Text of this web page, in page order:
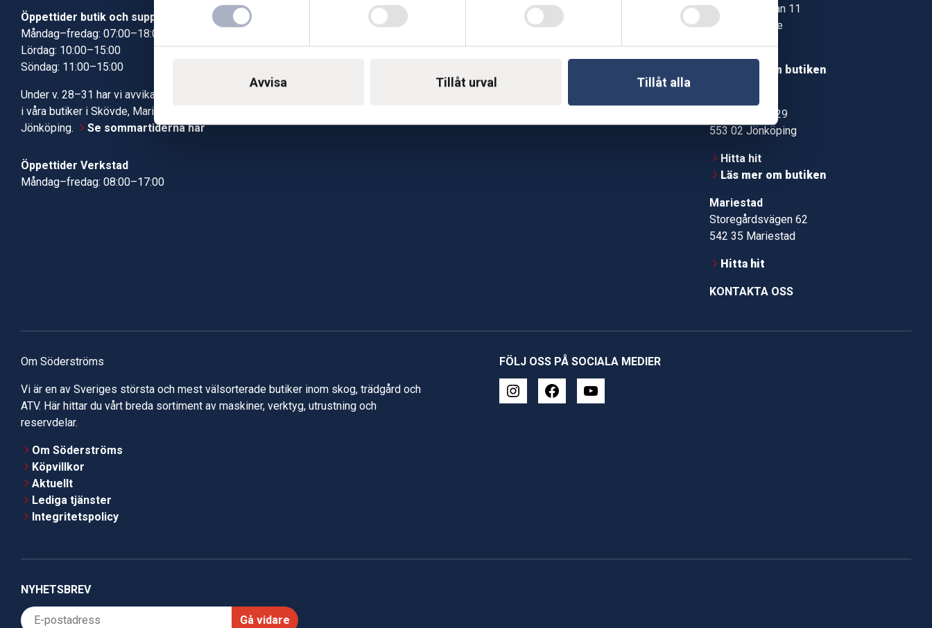
Avvisa Tillåt urval Tillåt alla
Öppettider butik och support
Måndag–fredag: 07:00–18:00
Lördag: 10:00–15:00
Söndag: 11:00–15:00
Under v. 28–31 har vi avvikande öppettider
i våra butiker i Skövde, Mariestad och
Jönköping.
Se sommartiderna här
Öppettider Verkstad
Måndag–fredag: 08:00–17:00
Butik Skövde
Kundcenter
Boka tid i verkstad
Telefon: 0500-414 130
E-mail: support@soderstroms.nu
Gå till vår företagssupport
Jonstorpsgatan 11
549 37 Skövde
Läs mer om butiken
Kämpevägen 29
553 02 Jönköping
Hitta hit
Läs mer om butiken
Mariestad
Storegårdsvägen 62
542 35 Mariestad
Hitta hit
KONTAKTA OSS
Om Söderströms
Vi är en av Sveriges största och mest välsorterade butiker inom skog, trädgård och
ATV. Här hittar du vårt breda sortiment av maskiner, verktyg, utrustning och
reservdelar.
Om Söderströms
Köpvillkor
Aktuellt
Lediga tjänster
Integritetspolicy
FÖLJ OSS PÅ SOCIALA MEDIER
NYHETSBREV
Gå vidare